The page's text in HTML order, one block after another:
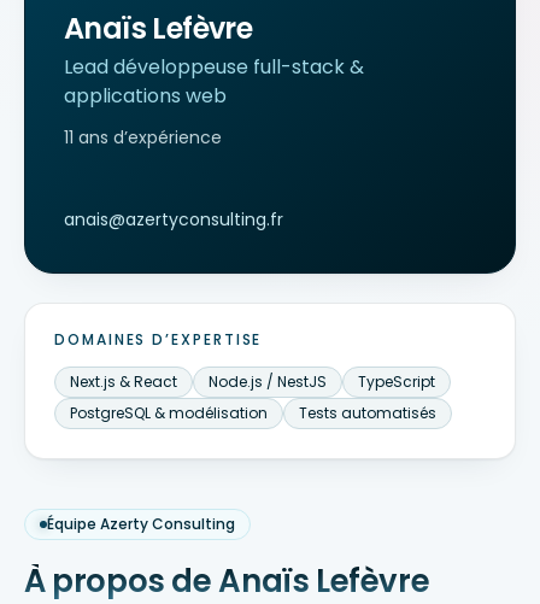
Anaïs Lefèvre
Lead développeuse full-stack &
applications web
11 ans d’expérience
anais@azertyconsulting.fr
DOMAINES D’EXPERTISE
Next.js & React Node.js / NestJS
TypeScript
PostgreSQL & modélisation
Tests automatisés
Équipe Azerty Consulting
À propos deAnaïs Lefèvre